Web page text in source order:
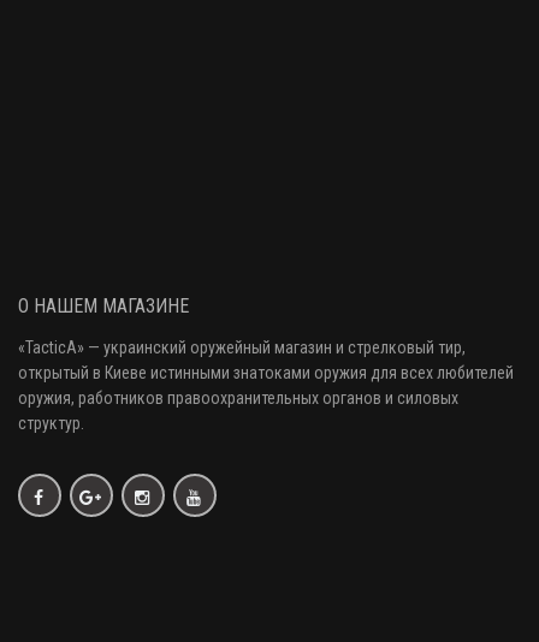
О НАШЕМ МАГАЗИНЕ
«TacticA» — украинский оружейный магазин и стрелковый тир,
открытый в Киеве истинными знатоками оружия для всех любителей
оружия, работников правоохранительных органов и силовых
структур.